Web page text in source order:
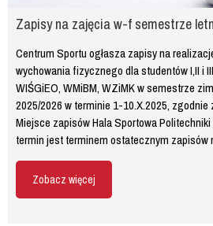
Zapisy na zajęcia w-f semestrze
Centrum Sportu ogłasza zapisy na
wychowania fizycznego dla studentów I,II i
WIŚGiEO, WMiBM, WZiMK w semestrze
2025/2026 w terminie 1-10.X.2025,
Miejsce zapisów Hala Sportowa
termin jest terminem ostatecznym zapisów
Zobacz więcej